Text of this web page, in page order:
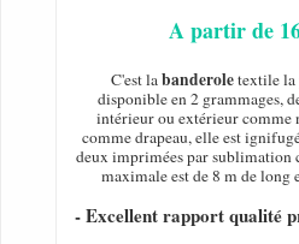
A partir de
C'est labanderoletextile la
disponible en 2 grammages,
intérieur ou extérieur comme
comme drapeau, elle est
deux imprimées par
maximale est de 8 m de long
- Excellent rapport qualité